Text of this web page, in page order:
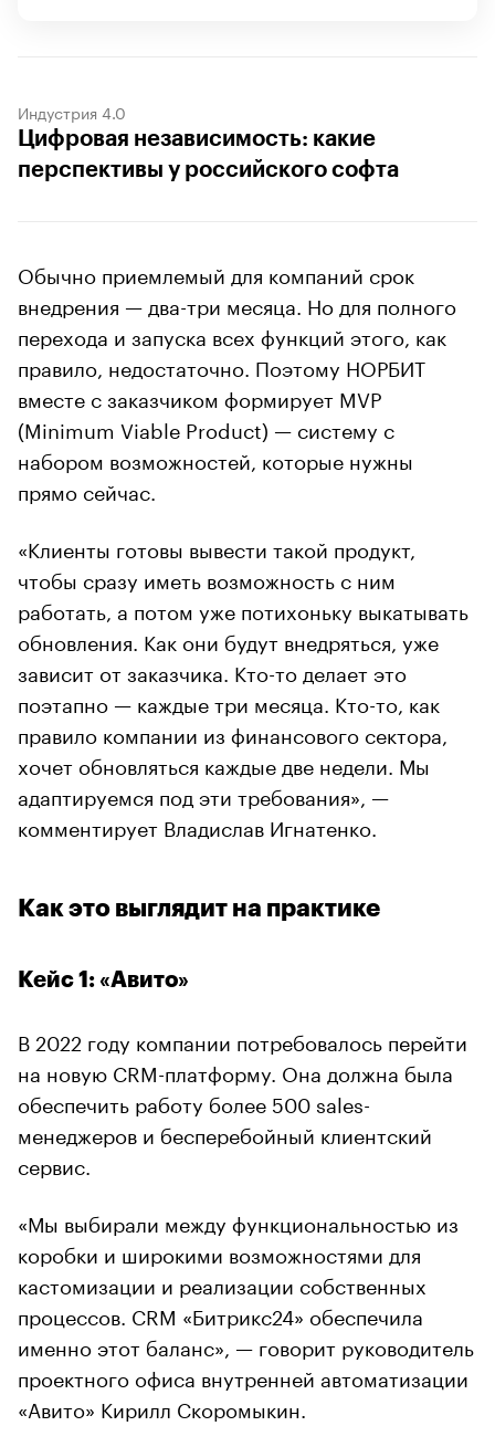
Индустрия 4.0
Цифровая независимость: какие
перспективы у российского софта
Обычно приемлемый для компаний срок
внедрения — два-три месяца. Но для полного
перехода и запуска всех функций этого, как
правило, недостаточно. Поэтому НОРБИТ
вместе с заказчиком формирует MVP
(Minimum Viable Product) — систему с
набором возможностей, которые нужны
прямо сейчас.
«Клиенты готовы вывести такой продукт,
чтобы сразу иметь возможность с ним
работать, а потом уже потихоньку выкатывать
обновления. Как они будут внедряться, уже
зависит от заказчика. Кто-то делает это
поэтапно — каждые три месяца. Кто-то, как
правило компании из финансового сектора,
хочет обновляться каждые две недели. Мы
адаптируемся под эти требования», —
комментирует Владислав Игнатенко.
Как это выглядит на практике
Кейс 1: «Авито»
В 2022 году компании потребовалось перейти
на новую CRM-платформу. Она должна была
обеспечить работу более 500 sales-
менеджеров и бесперебойный клиентский
сервис.
«Мы выбирали между функциональностью из
коробки и широкими возможностями для
кастомизации и реализации собственных
процессов. CRM «Битрикс24» обеспечила
именно этот баланс», — говорит руководитель
проектного офиса внутренней автоматизации
«Авито» Кирилл Скоромыкин.